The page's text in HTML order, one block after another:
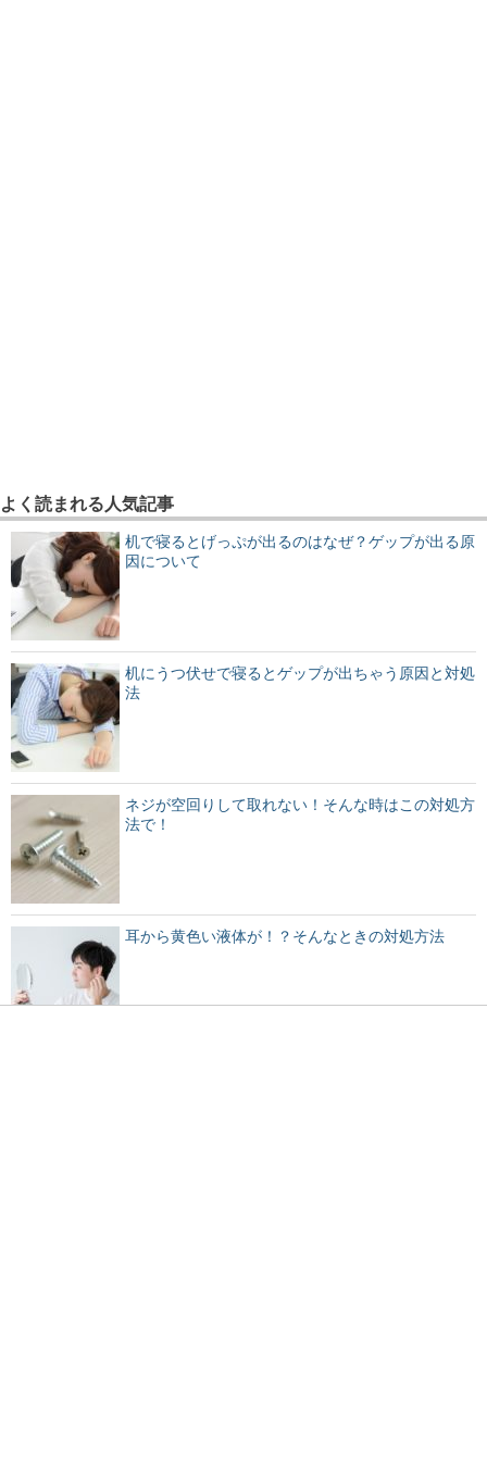
よく読まれる人気記事
机で寝るとげっぷが出るのはなぜ？ゲップが出る原
因について
机にうつ伏せで寝るとゲップが出ちゃう原因と対処
法
ネジが空回りして取れない！そんな時はこの対処方
法で！
耳から黄色い液体が！？そんなときの対処方法